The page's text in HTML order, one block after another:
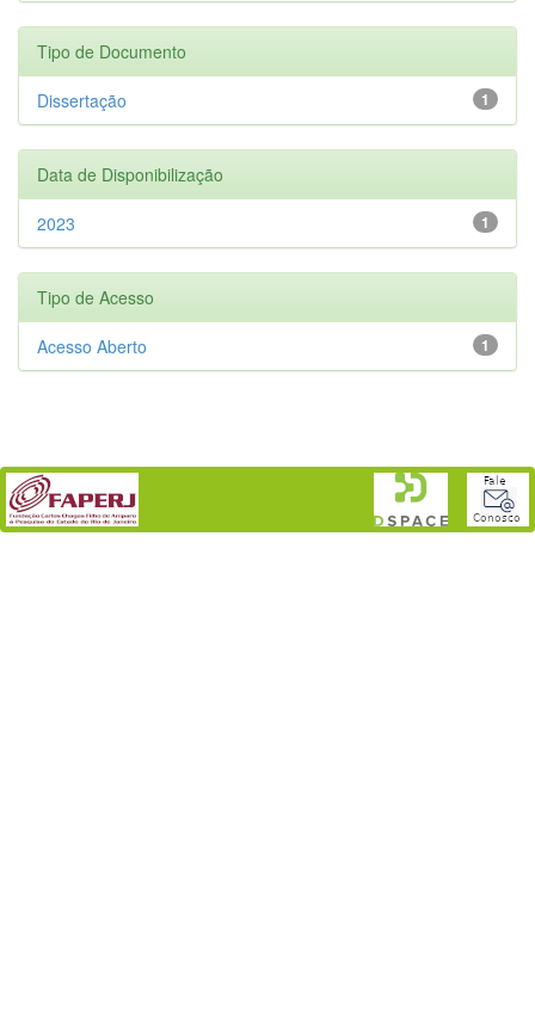
Tipo de Documento
1
Dissertação
Data de Disponibilização
1
2023
Tipo de Acesso
1
Acesso Aberto